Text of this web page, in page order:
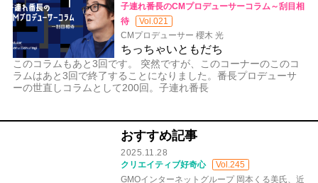
子連れ番長のCMプロデューサーコラム～刮目相
待
Vol.021
CMプロデューサー 櫻木 光
ちっちゃいともだち
このコラムもあと3回です。 突然ですが、このコーナーのこのコ
ラムはあと3回で終了することになりました。番長プロデューサ
ーの世直しコラムとして200回。子連れ番長
おすすめ記事
2025.11.28
クリエイティブ好奇心
Vol.245
GMOインターネットグループ 岡本くる美氏、近